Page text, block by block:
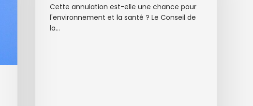
Cette annulation est-elle une chance pour
l'environnement et la santé ? Le Conseil de
la…